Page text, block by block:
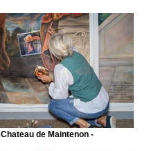
Chateau de Maintenon -